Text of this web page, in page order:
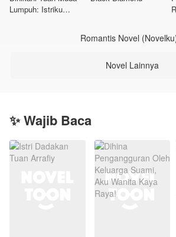
Lumpuh: Istriku
Romantis Novel
Novel Lainnya
✨ Wajib Baca